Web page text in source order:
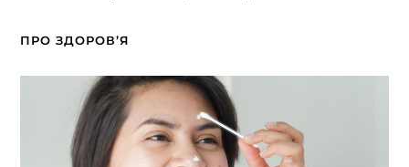
ПРО ЗДОРОВ’Я